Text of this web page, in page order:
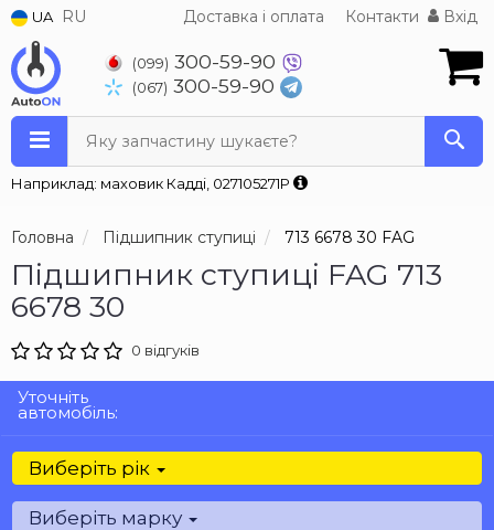
UA RU Доставка і оплата Контакти Вхід
(099) 300-59-90
(067) 300-59-90
Яку запчастину шукаєте?
Наприклад: маховик Кадді, 027105271P
Головна Підшипник ступиці 713 6678 30 FAG
Підшипник ступиці FAG 713
6678 30
0 відгуків
Уточніть
автомобіль:
Виберіть рік
Виберіть марку